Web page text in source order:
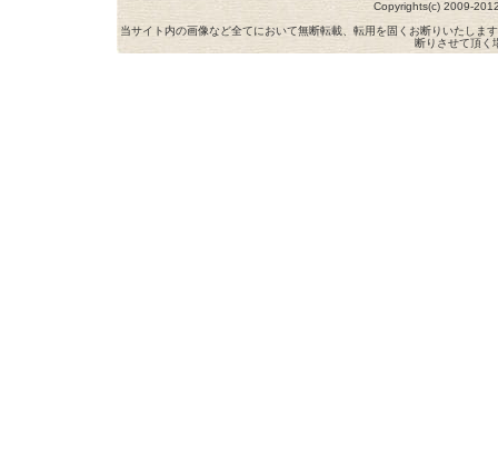
Copyrights(c) 2009-
当サイト内の画像など全てにおいて無断転載、転用を固くお断りいたしま
断りさせて頂く